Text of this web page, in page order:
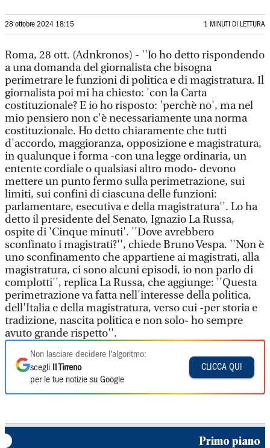
28 ottobre 2024 18:15 1 MINUTI DI LETTURA
Roma, 28 ott. (Adnkronos) - ''Io ho detto rispondendo
a una domanda del giornalista che bisogna
perimetrare le funzioni di politica e di magistratura. Il
giornalista poi mi ha chiesto: 'con la Carta
costituzionale? E io ho risposto: 'perchè no', ma nel
mio pensiero non c'è necessariamente una norma
costituzionale. Ho detto chiaramente che tutti
d'accordo, maggioranza, opposizione e magistratura,
in qualunque i forma -con una legge ordinaria, un
entente cordiale o qualsiasi altro modo- devono
mettere un punto fermo sulla perimetrazione, sui
limiti, sui confini di ciascuna delle funzioni:
parlamentare, esecutiva e della magistratura''. Lo ha
detto il presidente del Senato, Ignazio La Russa,
ospite di 'Cinque minuti'. ''Dove avrebbero
sconfinato i magistrati?'', chiede Bruno Vespa. ''Non è
uno sconfinamento che appartiene ai magistrati, alla
magistratura, ci sono alcuni episodi, io non parlo di
complotti'', replica La Russa, che aggiunge: ''Questa
perimetrazione va fatta nell'interesse della politica,
dell'Italia e della magistratura, verso cui -per storia e
tradizione, nascita politica e non solo- ho sempre
avuto grande rispetto''.
Non lasciare decidere l'algoritmo:
scegli
Il Tirreno
per le tue notizie su Google
CLICCA QUI
Primo piano